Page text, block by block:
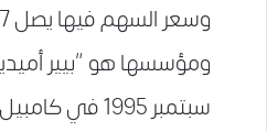
سبتمبر 1995 في